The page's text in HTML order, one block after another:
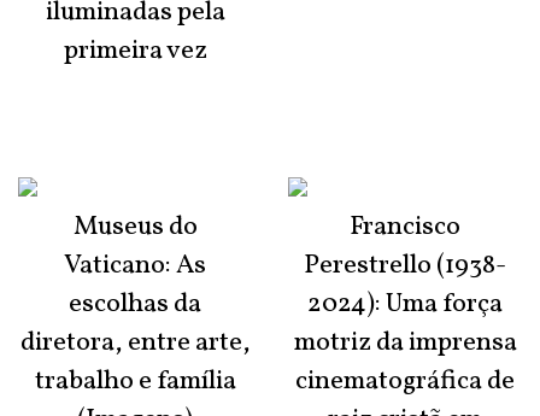
iluminadas pela
primeira vez
Museus do
Vaticano: As
escolhas da
diretora, entre arte,
trabalho e família
Francisco
Perestrello (1938-
2024): Uma força
motriz da imprensa
cinematográfica de